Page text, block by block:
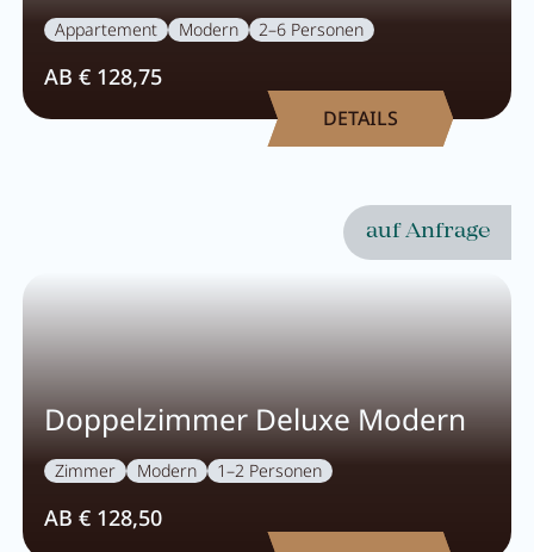
Pachmair 1453
Lage & Anreise
Umbau
FAQs
Appartement Modern 2–6 Personen
AB € 128,75
DETAILS
Doppelzimmer Deluxe Modern
auf Anfrage
Zimmer Modern 1–2 Personen
AB € 128,50